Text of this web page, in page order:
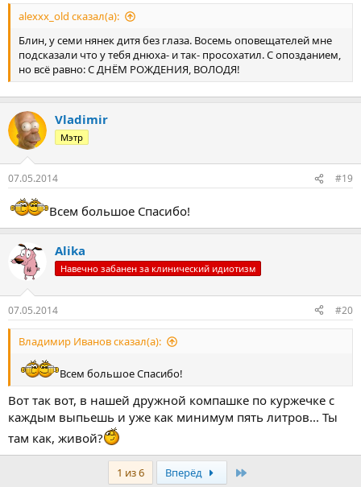
alexxx_old сказал(а):
Блин, у семи нянек дитя без глаза. Восемь оповещателей мне
подсказали что у тебя днюха- и так- просохатил. С опозданием,
но всё равно: С ДНЁМ РОЖДЕНИЯ, ВОЛОДЯ!
Vladimir
Мэтр
07.05.2014 #19
Всем большое Спасибо!
Alika
Навечно забанен за клинический идиотизм
07.05.2014 #20
Владимир Иванов сказал(а):
Всем большое Спасибо!
Вот так вот, в нашей дружной компашке по куржечке с
каждым выпьешь и уже как минимум пять литров... Ты
там как, живой?
1 из 6 Вперёд